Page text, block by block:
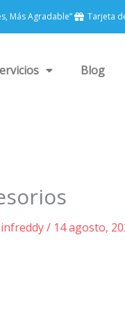
Más Agradable” Tarjeta
Blog
/ 14 agosto,